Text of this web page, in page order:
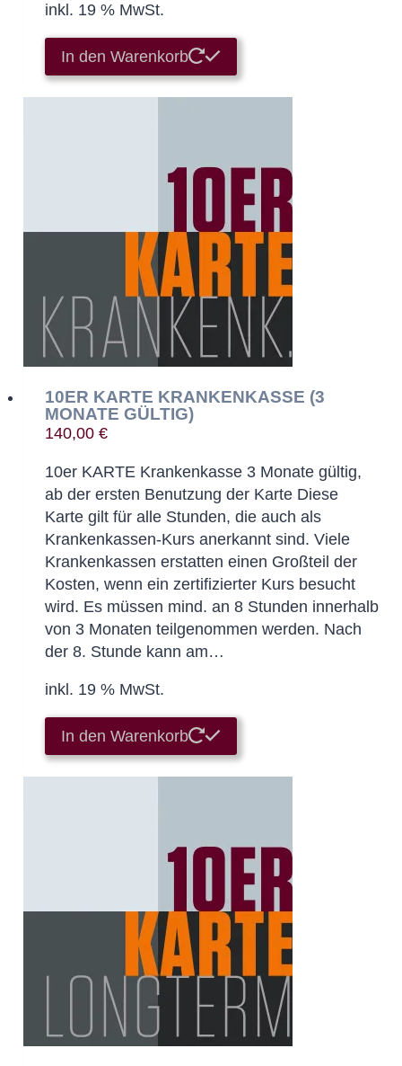
inkl. 19 % MwSt.
In den Warenkorb
10ER KARTE KRANKENKASSE (3
MONATE GÜLTIG)
140,00€
10er KARTE Krankenkasse 3 Monate gültig,
ab der ersten Benutzung der Karte Diese
Karte gilt für alle Stunden, die auch als
Krankenkassen-Kurs anerkannt sind. Viele
Krankenkassen erstatten einen Großteil der
Kosten, wenn ein zertifizierter Kurs besucht
wird. Es müssen mind. an 8 Stunden innerhalb
von 3 Monaten teilgenommen werden. Nach
der 8. Stunde kann am…
inkl. 19 % MwSt.
In den Warenkorb